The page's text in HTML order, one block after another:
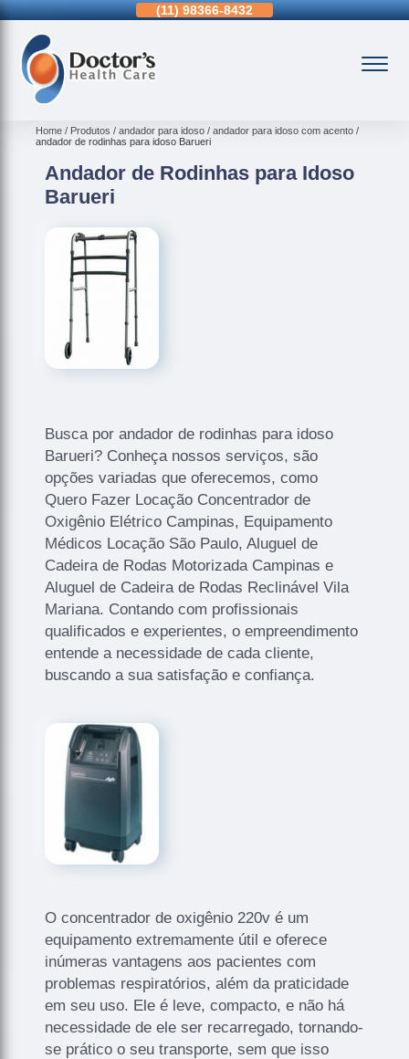
3963-0036 (11) 98366-8432 (15)3326-9334
Home Produtos andador para idoso
andador para idoso com acento
andador de rodinhas para idoso Barueri
Andador de Rodinhas para Idoso
Barueri
Busca por andador de rodinhas para idoso
Barueri? Conheça nossos serviços, são
opções variadas que oferecemos, como
Quero Fazer Locação Concentrador de
Oxigênio Elétrico Campinas, Equipamento
Médicos Locação São Paulo, Aluguel de
Cadeira de Rodas Motorizada Campinas e
Aluguel de Cadeira de Rodas Reclinável Vila
Mariana. Contando com profissionais
qualificados e experientes, o empreendimento
entende a necessidade de cada cliente,
buscando a sua satisfação e confiança.
O concentrador de oxigênio 220v é um
equipamento extremamente útil e oferece
inúmeras vantagens aos pacientes com
problemas respiratórios, além da praticidade
em seu uso. Ele é leve, compacto, e não há
necessidade de ele ser recarregado, tornando-
se prático o seu transporte, sem que isso